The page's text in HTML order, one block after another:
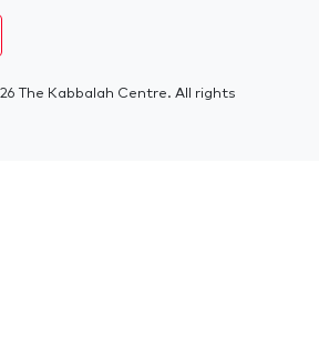
The Kabbalah Centre. All rights